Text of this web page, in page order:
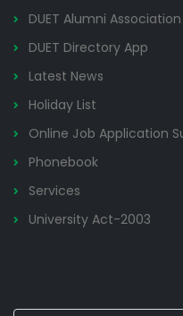
DUET Alumni Association
DUET Directory App
Latest News
Holiday List
Online Job Application
Phonebook
Services
University Act-2003